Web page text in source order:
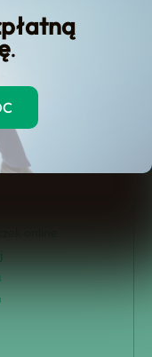
.
pożyczek